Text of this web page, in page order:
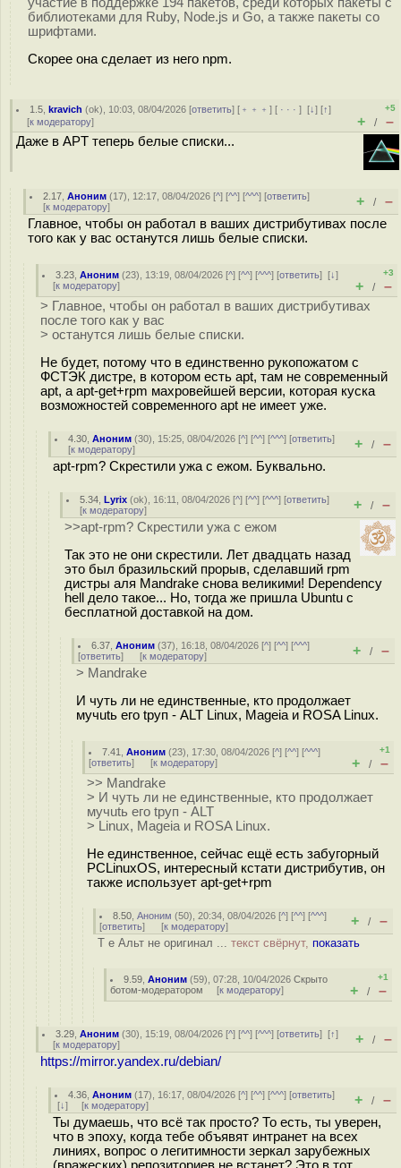
библиотеками для Ruby, Node.js и Go, а также пакеты со
шрифтами.
Скорее она сделает из него npm.
1.5 ,kravich (ok), 10:03, 08/04/2026 [ответить] [ ﹢﹢﹢] [ · · ·][↓] [↑]
[к модератору]
+5
+ / –
Даже в APT теперь белые списки...
2.17 ,Аноним (17), 12:17, 08/04/2026 [^] [^^] [^^^] [ответить]
[к модератору] + / –
Главное, чтобы он работал в ваших дистрибутивах после
того как у вас останутся лишь белые списки.
3.23 ,Аноним (23), 13:19, 08/04/2026 [^] [^^] [^^^] [ответить][↓]
[к модератору]
+3
+ / –
> Главное, чтобы он работал в ваших дистрибутивах
после того как у вас
> останутся лишь белые списки.
Не будет, потому что в единственно рукопожатом с
ФСТЭК дистре, в котором есть apt, там не современный
apt, а apt-get+rpm махровейшей версии, которая куска
возможностей современного apt не имеет уже.
4.30 ,Аноним (30), 15:25, 08/04/2026 [^] [^^] [^^^] [ответить]
[к модератору] + / –
apt-rpm? Скрестили ужа с ежом. Буквально.
5.34 ,Lyrix (ok), 16:11, 08/04/2026 [^] [^^] [^^^] [ответить]
[к модератору] + / –
>>apt-rpm? Скрестили ужа с ежом
Так это не они скрестили. Лет двадцать назад
это был бразильский прорыв, сделавший rpm
дистры аля Mandrake снова великими! Dependency
hell дело такое... Но, тогда же пришла Ubuntu с
бесплатной доставкой на дом.
6.37 ,Аноним (37), 16:18, 08/04/2026 [^] [^^] [^^^]
[ответить] [к модератору] + / –
> Mandrake
И чуть ли не единственные, кто продолжает
мyчutь егo tрyп - ALT Linux, Mageia и ROSA Linux.
7.41 ,Аноним (23), 17:30, 08/04/2026 [^] [^^] [^^^]
[ответить] [к модератору]
+1
+ / –
>> Mandrake
> И чуть ли не единственные, кто продолжает
мyчutь егo tрyп - ALT
> Linux, Mageia и ROSA Linux.
Не единственное, сейчас ещё есть забугорный
PCLinuxOS, интересный кстати дистрибутив, он
также использует apt-get+rpm
8.50 ,Аноним (50), 20:34, 08/04/2026 [^] [^^] [^^^]
[ответить] [к модератору] + / –
Т е Альт не оригинал ... текст свёрнут, показать
9.59 ,Аноним (59), 07:28, 10/04/2026Скрыто
ботом-модератором [к модератору]
+1
+ / –
3.29 ,Аноним (30), 15:19, 08/04/2026 [^] [^^] [^^^] [ответить][↑]
[к модератору] + / –
https://mirror.yandex.ru/debian/
4.36 ,Аноним (17), 16:17, 08/04/2026 [^] [^^] [^^^] [ответить]
[↓] [к модератору] + / –
Ты думаешь, что всё так просто? То есть, ты уверен,
что в эпоху, когда тебе объявят интранет на всех
линиях, вопрос о легитимности зеркал зарубежных